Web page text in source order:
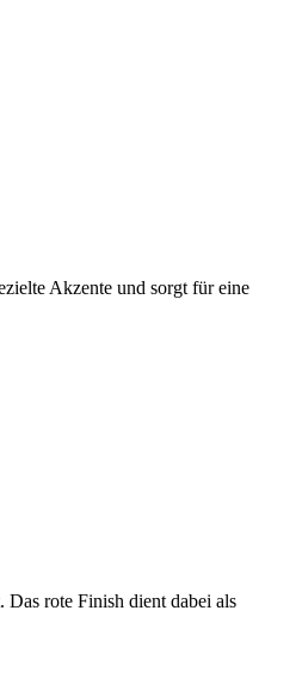
Akzente und sorgt für eine
rote Finish dient dabei als